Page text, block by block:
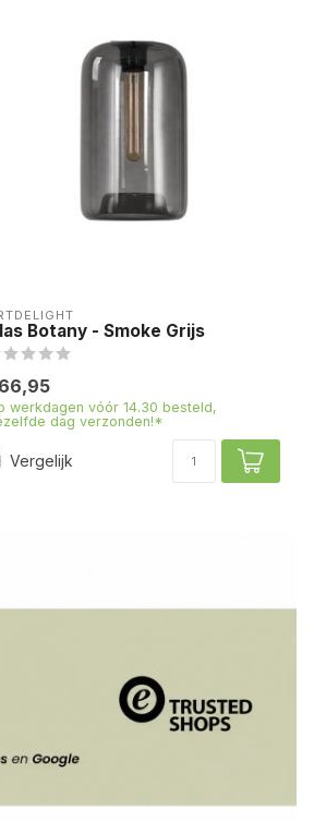
Botany - Smoke Grijs
werkdagen vóór 14.30 besteld,
dag verzonden!*
Vergelijk